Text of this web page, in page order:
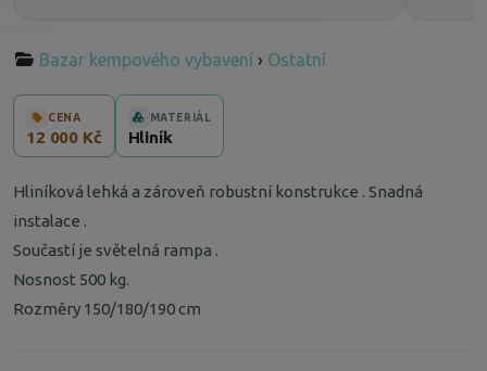
Bazar kempového vybavení › Ostatní
CENA
12 000 Kč
MATERIÁL
Hliník
Hliníková lehká a zároveň robustní konstrukce . Snadná
instalace .
Součastí je světelná rampa .
Nosnost 500 kg.
Rozměry 150/180/190 cm